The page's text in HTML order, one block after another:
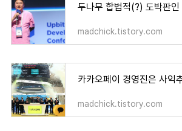
madchick.tistory.com
madchick.tistory.com